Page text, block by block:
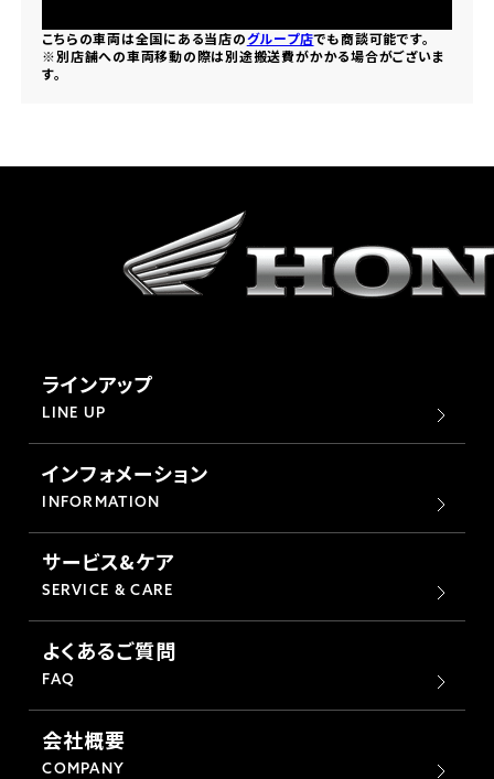
こちらの車両は全国にある当店のグループ店でも商談可能です。
※別店舗への車両移動の際は別途搬送費がかかる場合がございま
す。
ラインアップ
LINE UP
インフォメーション
INFORMATION
サービス&ケア
SERVICE & CARE
よくあるご質問
FAQ
会社概要
COMPANY
ホンダドリーム 水戸北